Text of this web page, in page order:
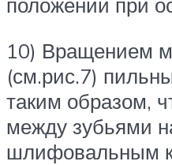
10) Вращением
(см.рис.7)
таким образом,
между зубьями
шлифовальным